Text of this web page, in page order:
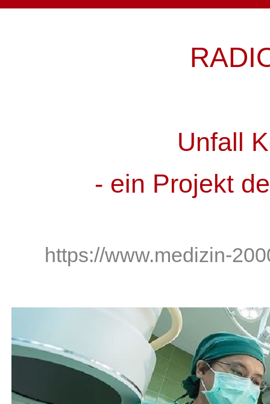
Unfall
- ein Projekt
https://www.medizin-